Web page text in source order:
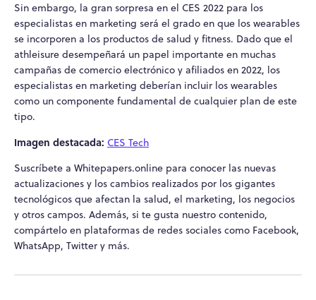
Sin embargo, la gran sorpresa en el CES 2022 para los
especialistas en marketing será el grado en que los wearables
se incorporen a los productos de salud y fitness. Dado que el
athleisure desempeñará un papel importante en muchas
campañas de comercio electrónico y afiliados en 2022, los
especialistas en marketing deberían incluir los wearables
como un componente fundamental de cualquier plan de este
tipo.
Imagen destacada: CES Tech
Suscríbete a Whitepapers.online para conocer las nuevas
actualizaciones y los cambios realizados por los gigantes
tecnológicos que afectan la salud, el marketing, los negocios
y otros campos. Además, si te gusta nuestro contenido,
compártelo en plataformas de redes sociales como Facebook,
WhatsApp, Twitter y más.